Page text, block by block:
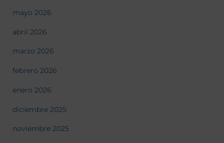
mayo 2026
abril 2026
marzo 2026
febrero 2026
enero 2026
diciembre 2025
noviembre 2025